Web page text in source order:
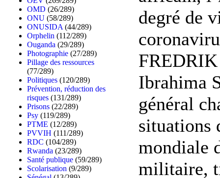
OMD (26/289)
ONU (58/289)
ONUSIDA (44/289)
Orphelin (112/289)
Ouganda (29/289)
Photographie (27/289)
Pillage des ressources
(77/289)
Politiques (120/289)
Prévention, réduction des
risques (131/289)
Prisons (22/289)
Psy (119/289)
PTME (12/289)
PVVIH (111/289)
RDC (104/289)
Rwanda (23/289)
Santé publique (59/289)
Scolarisation (9/289)
degré de
Ibrahima
général
situations
mondiale
militaire,